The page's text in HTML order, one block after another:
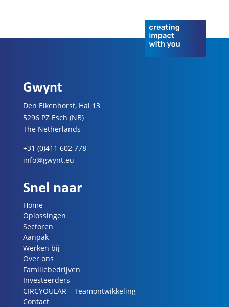
Gwynt
Den Eikenhorst, Hal 13
5296 PZ Esch (NB)
The Netherlands
+31 (0)411 602 778
info@gwynt.eu
Snel naar
Home
Oplossingen
Sectoren
Aanpak
Werken bij
Over ons
Familiebedrijven
Investeerders
CIRCYOULAR – Teamontwikkeling
Contact